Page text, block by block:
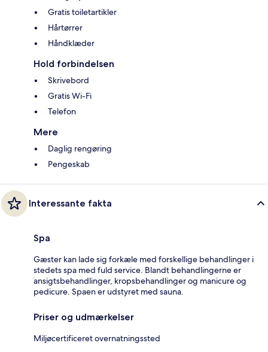
Gratis toiletartikler
Hårtørrer
Håndklæder
Hold forbindelsen
Skrivebord
Gratis Wi-Fi
Telefon
Mere
Daglig rengøring
Pengeskab
Interessante fakta
Spa
Gæster kan lade sig forkæle med forskellige behandlinger i
stedets spa med fuld service. Blandt behandlingerne er
ansigtsbehandlinger, kropsbehandlinger og manicure og
pedicure. Spaen er udstyret med sauna.
Priser og udmærkelser
Miljøcertificeret overnatningssted